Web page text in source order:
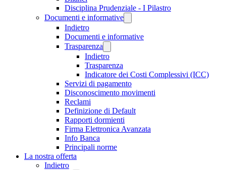
Disciplina Prudenziale - I Pilastro
Documenti e informative
Indietro
Documenti e informative
Trasparenza
Indietro
Trasparenza
Indicatore dei Costi Complessivi (ICC)
Servizi di pagamento
Disconoscimento movimenti
Reclami
Definizione di Default
Rapporti dormienti
Firma Elettronica Avanzata
Info Banca
Principali norme
La nostra offerta
Indietro